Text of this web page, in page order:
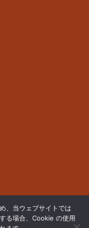
rights reserved.
、当ウェブサイトでは
る場合、Cookie の使用